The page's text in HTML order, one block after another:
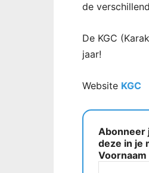
de
De KGC
jaar!
Website KGC
Abonneer
deze in je
Voornaam